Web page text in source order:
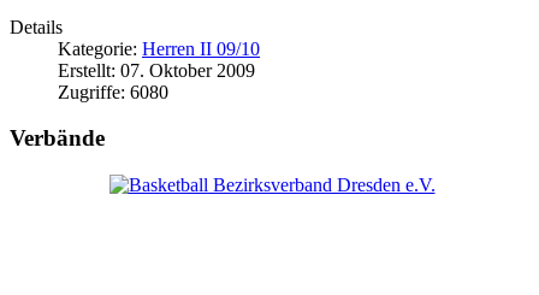
Details
Kategorie: Herren II 09/10
Erstellt: 07. Oktober 2009
Zugriffe: 6080
Verbände